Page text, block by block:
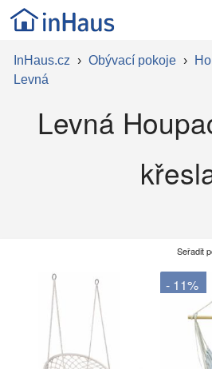
InHaus.cz › Obývací pokoje ›
Levná
Levná
Seřadit
- 11%